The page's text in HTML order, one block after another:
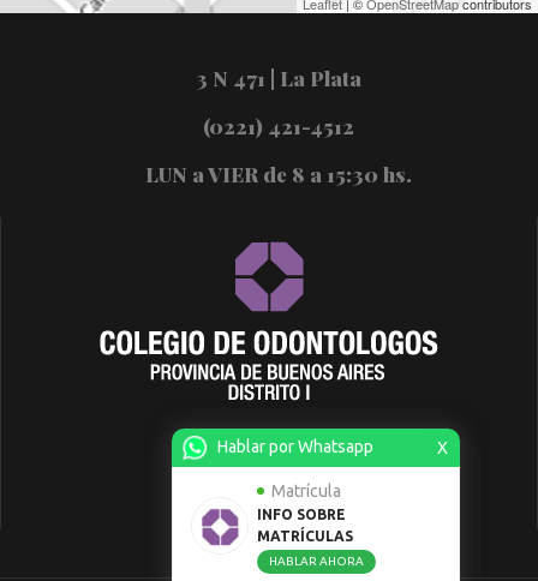
Hablar por Whatsapp X
Matrícula
INFO SOBRE
MATRÍCULAS
HABLAR AHORA
3 N 471 | La Plata
(0221) 421-4512
LUN a VIER de 8 a 15:30 hs.